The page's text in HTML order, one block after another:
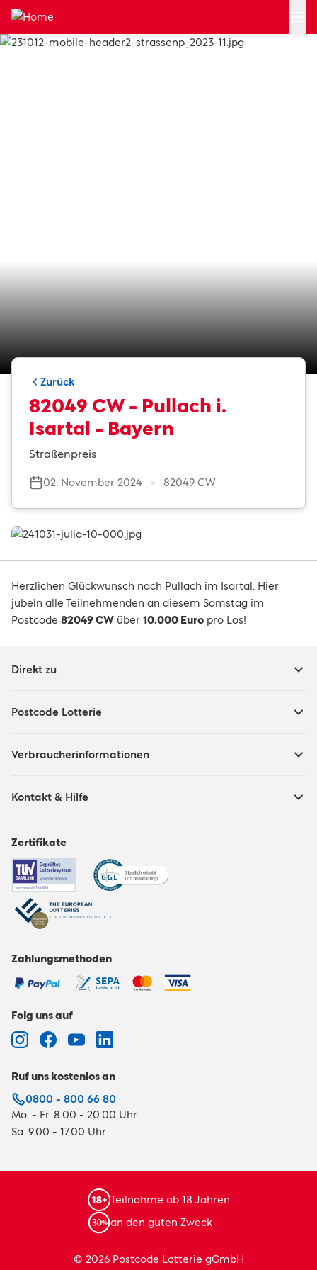
Zum Hauptinhalt springen
Zurück
82049 CW - Pullach i.
Isartal - Bayern
Straßenpreis
02. November 2024 82049 CW
Herzlichen Glückwunsch nach Pullach im Isartal. Hier
jubeln alle Teilnehmenden an diesem Samstag im
Postcode 82049 CW über 10.000 Euro pro Los!
Direkt zu
Postcode Lotterie
Verbraucherinformationen
Kontakt & Hilfe
Zertifikate
Zahlungsmethoden
Folg uns auf
Ruf uns kostenlos an
0800 - 800 66 80
Mo. - Fr. 8.00 - 20.00 Uhr
Sa. 9.00 - 17.00 Uhr
Teilnahme ab 18 Jahren
an den guten Zweck
© 2026 Postcode Lotterie gGmbH